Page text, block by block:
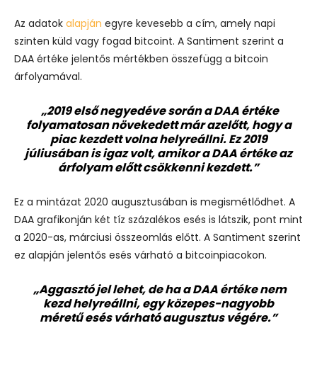
Az adatok alapján egyre kevesebb a cím, amely napi
szinten küld vagy fogad bitcoint. A Santiment szerint a
DAA értéke jelentős mértékben összefügg a bitcoin
árfolyamával.
„2019 első negyedéve során a DAA értéke
folyamatosan növekedett már azelőtt, hogy a
piac kezdett volna helyreállni. Ez 2019
júliusában is igaz volt, amikor a DAA értéke az
árfolyam előtt csökkenni kezdett.”
Ez a mintázat 2020 augusztusában is megismétlődhet. A
DAA grafikonján két tíz százalékos esés is látszik, pont mint
a 2020-as, márciusi összeomlás előtt. A Santiment szerint
ez alapján jelentős esés várható a bitcoinpiacokon.
„Aggasztó jel lehet, de ha a DAA értéke nem
kezd helyreállni, egy közepes-nagyobb
méretű esés várható augusztus végére.”